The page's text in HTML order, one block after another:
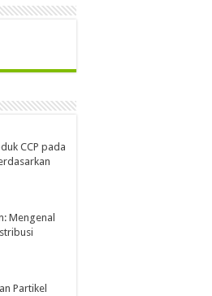
CCP pada
Mengenal
Partikel